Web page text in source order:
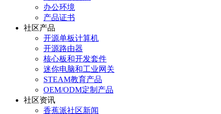
办公环境
产品证书
社区产品
开源单板计算机
开源路由器
核心板和开发套件
迷你电脑和工业网关
STEAM教育产品
OEM/ODM定制产品
社区资讯
香蕉派社区新闻